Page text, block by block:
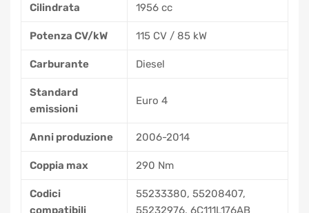
Cilindrata 1956 cc
Potenza CV/kW 115 CV / 85 kW
Carburante Diesel
Standard
emissioni
Euro 4
Anni produzione 2006-2014
Coppia max 290 Nm
Codici
compatibili
55233380, 55208407,
55232976, 6C111L176AB